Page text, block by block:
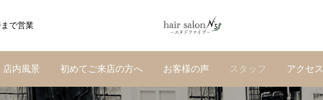
で営業
店内風景 初めてご来店の方へ お客様の声 スタッフ アクセス